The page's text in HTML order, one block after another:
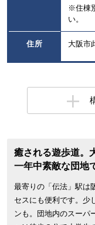
※住棟
い。
住所 大阪市
癒される遊歩道。
一年中素敵な団地
最寄りの「伝法」駅は
セスにも便利です。少
ンも。団地内のスーパ